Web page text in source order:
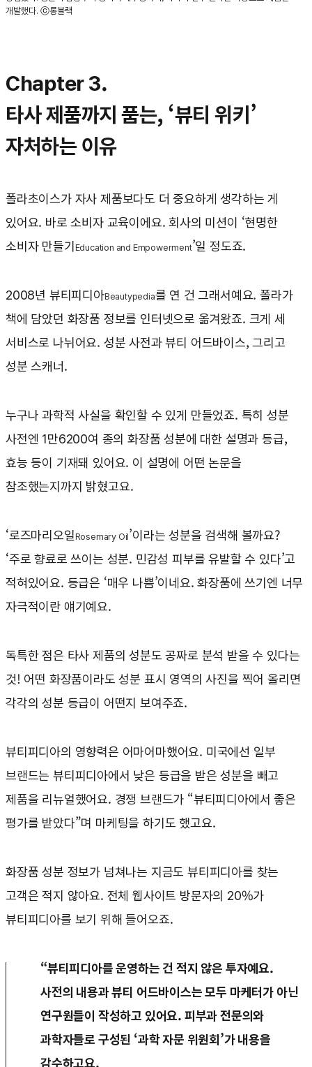
개발했다. ⓒ롱블랙
Chapter 3.
타사 제품까지 품는, ‘뷰티 위키’
자처하는 이유
폴라초이스가 자사 제품보다도 더 중요하게 생각하는 게
있어요. 바로 소비자 교육이에요. 회사의 미션이 ‘현명한
소비자 만들기 Education and Empowerment’일 정도죠.
2008년 뷰티피디아Beautypedia를 연 건 그래서예요. 폴라가
책에 담았던 화장품 정보를 인터넷으로 옮겨왔죠. 크게 세
서비스로 나뉘어요. 성분 사전과 뷰티 어드바이스, 그리고
성분 스캐너.
누구나 과학적 사실을 확인할 수 있게 만들었죠. 특히 성분
사전엔 1만6200여 종의 화장품 성분에 대한 설명과 등급,
효능 등이 기재돼 있어요. 이 설명에 어떤 논문을
참조했는지까지 밝혔고요.
‘로즈마리오일Rosemary Oil’이라는 성분을 검색해 볼까요?
‘주로 향료로 쓰이는 성분. 민감성 피부를 유발할 수 있다’고
적혀있어요. 등급은 ‘매우 나쁨’이네요. 화장품에 쓰기엔 너무
자극적이란 얘기예요.
독특한 점은 타사 제품의 성분도 공짜로 분석 받을 수 있다는
것! 어떤 화장품이라도 성분 표시 영역의 사진을 찍어 올리면
각각의 성분 등급이 어떤지 보여주죠.
뷰티피디아의 영향력은 어마어마했어요. 미국에선 일부
브랜드는 뷰티피디아에서 낮은 등급을 받은 성분을 빼고
제품을 리뉴얼했어요. 경쟁 브랜드가 “뷰티피디아에서 좋은
평가를 받았다”며 마케팅을 하기도 했고요.
화장품 성분 정보가 넘쳐나는 지금도 뷰티피디아를 찾는
고객은 적지 않아요. 전체 웹사이트 방문자의 20%가
뷰티피디아를 보기 위해 들어오죠.
“뷰티피디아를 운영하는 건 적지 않은 투자예요.
사전의 내용과 뷰티 어드바이스는 모두 마케터가 아닌
연구원들이 작성하고 있어요. 피부과 전문의와
과학자들로 구성된 ‘과학 자문 위원회’가 내용을
감수하고요.